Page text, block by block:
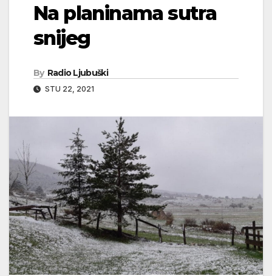
Na planinama sutra
snijeg
By Radio Ljubuški
STU 22, 2021